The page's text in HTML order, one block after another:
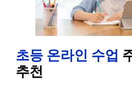
초등 온라인 수업
추천